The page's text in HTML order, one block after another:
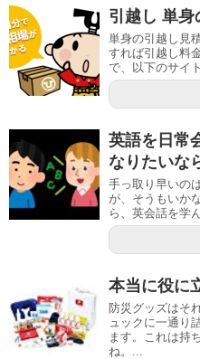
引越し 単身
単身の引越し見
すれば引越し料
で、以下のサイ
英語を日常
なりたいな
手っ取り早いの
が、そうもいか
ら、英会話を学
本当に役に
防災グッズはそ
ュックに一通り
ます。これは持
ね。...